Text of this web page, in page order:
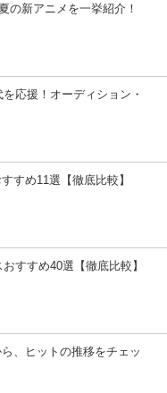
の新アニメを一挙紹介！
応援！オーディション・
すめ11選【徹底比較】
すすめ40選【徹底比較】
、ヒットの推移をチェッ